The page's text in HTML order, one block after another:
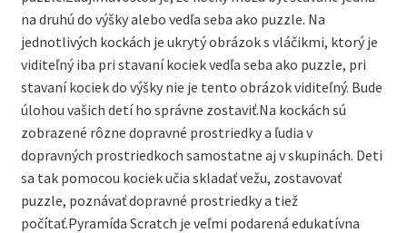
na druhú do výšky alebo vedľa seba ako puzzle. Na
jednotlivých kockách je ukrytý obrázok s vláčikmi, ktorý je
viditeľný iba pri stavaní kociek vedľa seba ako puzzle, pri
stavaní kociek do výšky nie je tento obrázok viditeľný. Bude
úlohou vašich detí ho správne zostaviť.Na kockách sú
zobrazené rôzne dopravné prostriedky a ľudia v
dopravných prostriedkoch samostatne aj v skupinách. Deti
sa tak pomocou kociek učia skladať vežu, zostavovať
puzzle, poznávať dopravné prostriedky a tiež
počítať.Pyramída Scratch je veľmi podarená edukatívna